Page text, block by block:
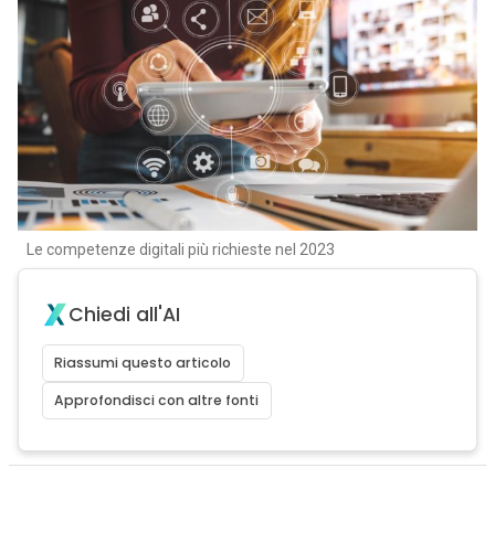
Le competenze digitali più richieste nel 2023
Chiedi all'AI
Riassumi questo articolo
Approfondisci con altre fonti